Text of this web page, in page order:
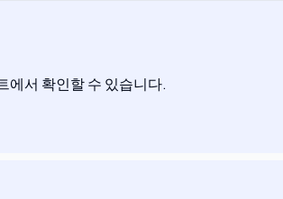
에서 확인할 수 있습니다.